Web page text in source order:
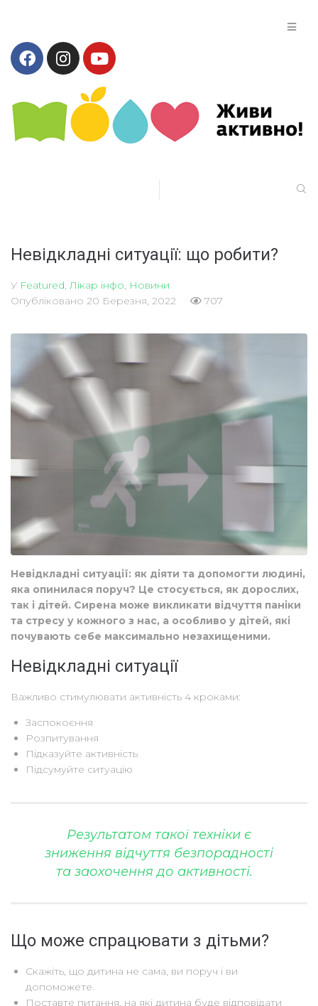
Невідкладні ситуації: що робити?
У Featured Лікар інфо Новини
Опубліковано 20 Березня, 2022 707
Невідкладні ситуації: як діяти та допомогти людині,
яка опинилася поруч? Це стосується, як дорослих,
так і дітей. Сирена може викликати відчуття паніки
та стресу у кожного з нас, а особливо у дітей, які
почувають себе максимально незахищеними.⠀
Невідкладні ситуації
Важливо стимулювати активність 4 кроками:⠀
Заспокоєння
Розпитування
Підказуйте активність
Підсумуйте ситуацію
Результатом такої техніки є
зниження відчуття безпорадності
та заохочення до активності.⠀
Що може спрацювати з дітьми?⠀
Скажіть, що дитина не сама, ви поруч і ви
допоможете.
Поставте питання, на які дитина буде відповідати